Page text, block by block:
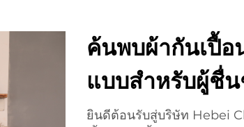
ค้นพบผ้ากันเปื้
แบบสำหรับผู้ชื่
ยินดีต้อนรับสู่บริษัท Hebei